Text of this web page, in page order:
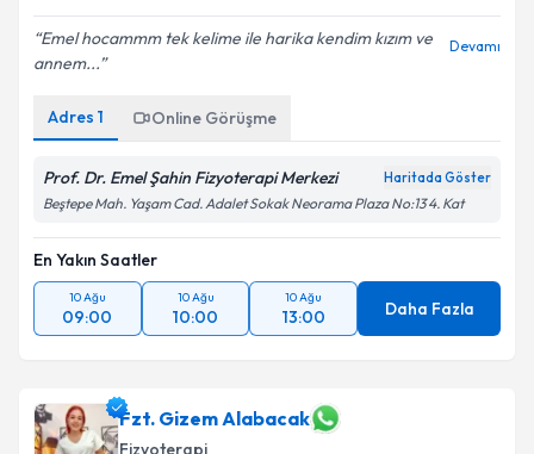
Emel hocammm tek kelime ile harika kendim kızım ve
annem...
Devamı
Adres 1 Online Görüşme
Prof. Dr. Emel Şahin Fizyoterapi Merkezi Haritada Göster
Beştepe Mah. Yaşam Cad. Adalet Sokak Neorama Plaza No:13 4. Kat
En Yakın Saatler
10 Ağu
09:00
10 Ağu
10:00
10 Ağu
13:00 Daha Fazla
Fzt. Gizem Alabacak
Fizyoterapi